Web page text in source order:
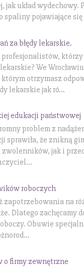
układ wydechowy.
pojawiające się
za błędy lekarskie.
którzy
We
otrzymasz
lekarskie jak ró...
edukacji państwowej
problem z
sprawiła, że znikną
zwolenników, jak i
roboczych
na
Dlatego zachęcamy
Obuwie
o firmy zewnętrzne